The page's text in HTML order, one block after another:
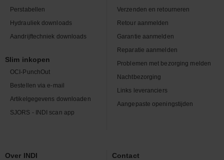
Perstabellen
Hydrauliek downloads
Aandrijftechniek downloads
Slim inkopen
OCI-PunchOut
Bestellen via e-mail
Artikelgegevens downloaden
SJORS - INDI scan app
Verzenden en retourneren
Retour aanmelden
Garantie aanmelden
Reparatie aanmelden
Problemen met bezorging melden
Nachtbezorging
Links leveranciers
Aangepaste openingstijden
Over INDI Contact